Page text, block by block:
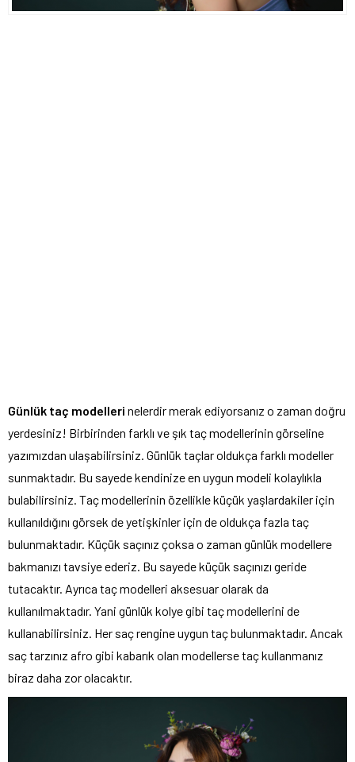
Günlük taç modelleri nelerdir merak ediyorsanız o zaman doğru
yerdesiniz! Birbirinden farklı ve şık taç modellerinin görseline
yazımızdan ulaşabilirsiniz. Günlük taçlar oldukça farklı modeller
sunmaktadır. Bu sayede kendinize en uygun modeli kolaylıkla
bulabilirsiniz. Taç modellerinin özellikle küçük yaşlardakiler için
kullanıldığını görsek de yetişkinler için de oldukça fazla taç
bulunmaktadır. Küçük saçınız çoksa o zaman günlük modellere
bakmanızı tavsiye ederiz. Bu sayede küçük saçınızı geride
tutacaktır. Ayrıca taç modelleri aksesuar olarak da
kullanılmaktadır. Yani günlük kolye gibi taç modellerini de
kullanabilirsiniz. Her saç rengine uygun taç bulunmaktadır. Ancak
saç tarzınız afro gibi kabarık olan modellerse taç kullanmanız
biraz daha zor olacaktır.